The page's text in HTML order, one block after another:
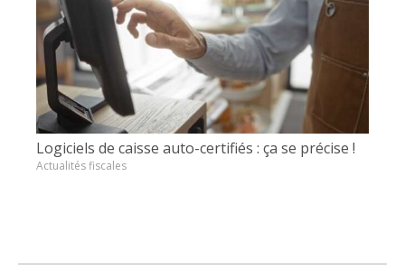
Logiciels de caisse auto-certifiés : ça se précise !
Actualités fiscales